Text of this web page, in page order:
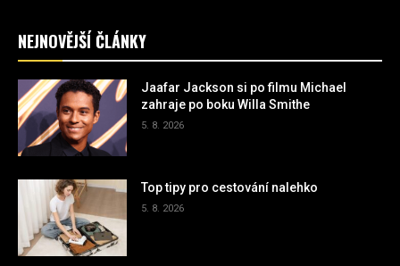
NEJNOVĚJŠÍ ČLÁNKY
Jaafar Jackson si po filmu Michael
zahraje po boku Willa Smithe
5. 8. 2026
Top tipy pro cestování nalehko
5. 8. 2026